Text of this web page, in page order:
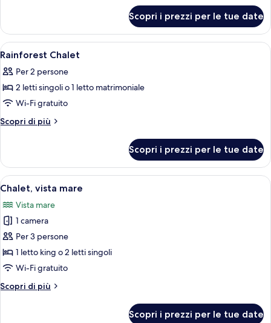
(Rainforest)
Scopri i prezzi per le tue date
Apri
tutte
le
foto
per
Rainforest
Minibar, una cassaforte in camera,
7
Rainforest Chalet
Per 2 persone
2 letti singoli o 1 letto matrimoniale
Wi-Fi gratuito
Scopri di più
Altri
Chalet
Scopri i prezzi per le tue date
Apri
tutte
le
foto
per
Chalet,
vista
Una camera d'albergo con due letti,
7
Chalet, vista mare
Vista mare
1 camera
Per 3 persone
1 letto king o 2 letti singoli
Wi-Fi gratuito
Scopri di più
Altri
Scopri i prezzi per le tue date